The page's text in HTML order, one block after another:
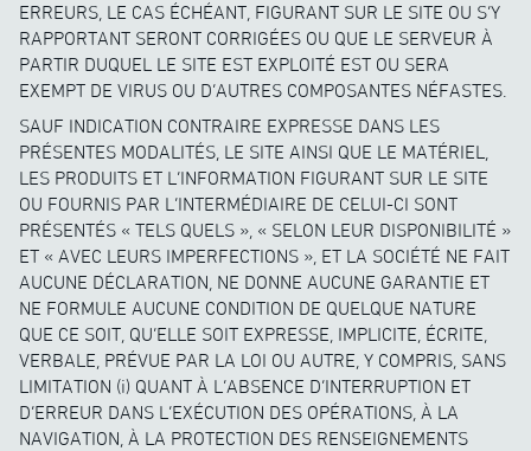
ERREURS, LE CAS ÉCHÉANT, FIGURANT SUR LE SITE OU S’Y
RAPPORTANT SERONT CORRIGÉES OU QUE LE SERVEUR À
PARTIR DUQUEL LE SITE EST EXPLOITÉ EST OU SERA
EXEMPT DE VIRUS OU D’AUTRES COMPOSANTES NÉFASTES.
SAUF INDICATION CONTRAIRE EXPRESSE DANS LES
PRÉSENTES MODALITÉS, LE SITE AINSI QUE LE MATÉRIEL,
LES PRODUITS ET L’INFORMATION FIGURANT SUR LE SITE
OU FOURNIS PAR L’INTERMÉDIAIRE DE CELUI-CI SONT
PRÉSENTÉS « TELS QUELS », « SELON LEUR DISPONIBILITÉ »
ET « AVEC LEURS IMPERFECTIONS », ET LA SOCIÉTÉ NE FAIT
AUCUNE DÉCLARATION, NE DONNE AUCUNE GARANTIE ET
NE FORMULE AUCUNE CONDITION DE QUELQUE NATURE
QUE CE SOIT, QU’ELLE SOIT EXPRESSE, IMPLICITE, ÉCRITE,
VERBALE, PRÉVUE PAR LA LOI OU AUTRE, Y COMPRIS, SANS
LIMITATION (i) QUANT À L’ABSENCE D’INTERRUPTION ET
D’ERREUR DANS L’EXÉCUTION DES OPÉRATIONS, À LA
NAVIGATION, À LA PROTECTION DES RENSEIGNEMENTS